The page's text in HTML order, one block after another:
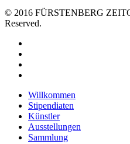
© 2016 FÜRSTENBERG
Reserved.
Close
Menu
Willkommen
Stipendiaten
Künstler
Ausstellungen
Sammlung